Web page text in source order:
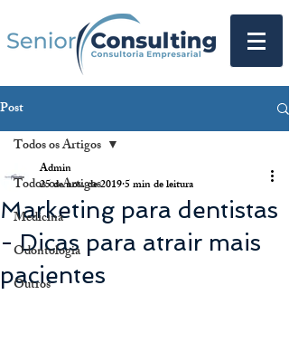
Post
Todos os Artigos
Medicina
Odontologia
Outros
Todos os Artigos
Marketing para dentistas
- Dicas para atrair mais
pacientes
Admin
25 de nov. de 20195 min de leitura